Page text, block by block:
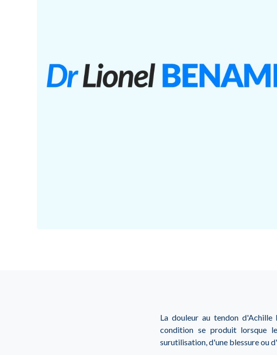
La douleur au tendon
condition se produit lorsque
surutilisation, d'une blessure ou